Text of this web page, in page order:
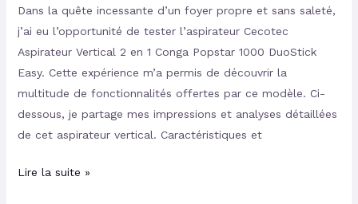
Dans la quête incessante d’un foyer propre et sans saleté,
j’ai eu l’opportunité de tester l’aspirateur Cecotec
Aspirateur Vertical 2 en 1 Conga Popstar 1000 DuoStick
Easy. Cette expérience m’a permis de découvrir la
multitude de fonctionnalités offertes par ce modèle. Ci-
dessous, je partage mes impressions et analyses détaillées
de cet aspirateur vertical. Caractéristiques et
Lire la suite »